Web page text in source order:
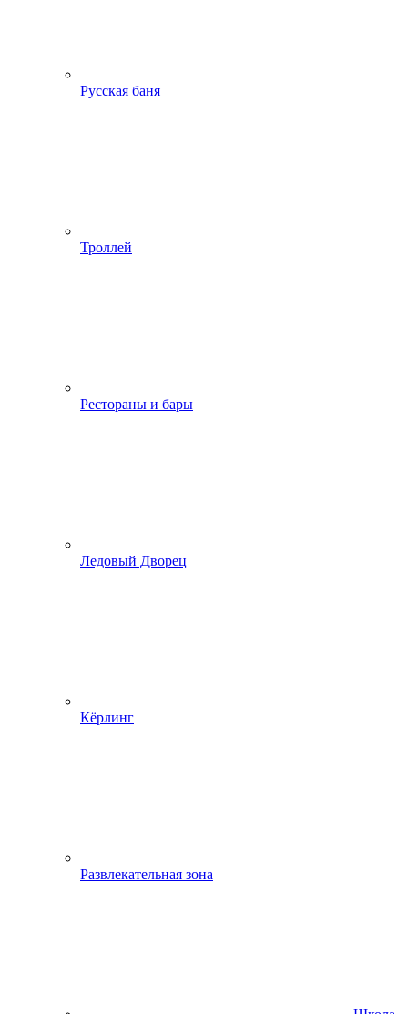
Русская баня
Троллей
Рестораны и бары
Ледовый Дворец
Кёрлинг
Развлекательная зона